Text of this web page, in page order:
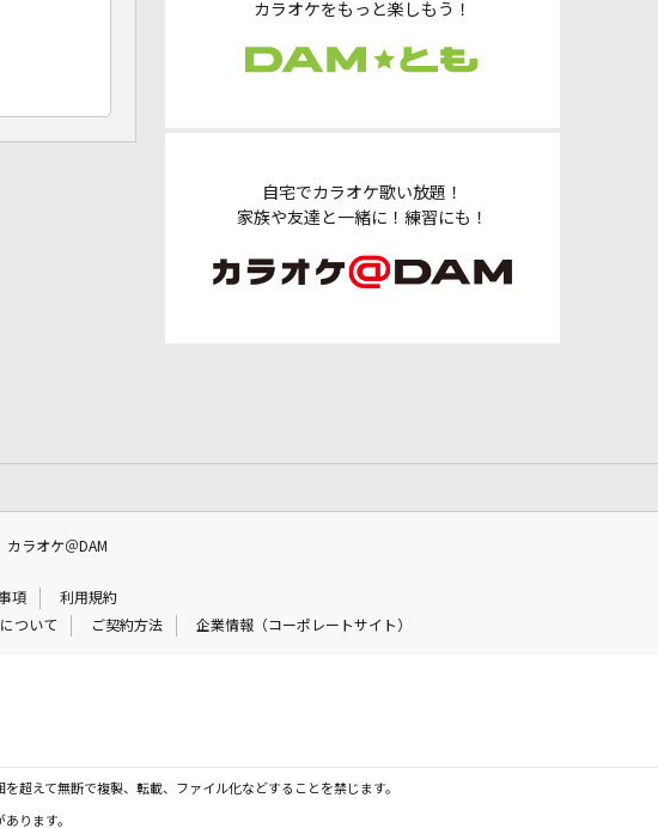
カラオケをもっと楽しもう！
自宅でカラオケ歌い放題！
家族や友達と一緒に！練習にも！
カラオケ＠DAM
項
利用規約
ついて ご契約方法 企業情報（コーポレートサイト）
超えて無断で複製、転載、ファイル化などすることを禁じます。
ります。